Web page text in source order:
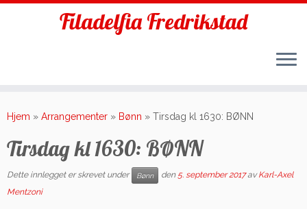
to
Filadelfia Fredrikstad
Hjem » Arrangementer » Bønn » Tirsdag kl 1630: BØNN
Tirsdag kl 1630: BØNN
Dette innlegget er skrevet under Bønn den 5. september 2017 avKarl-Axel
Mentzoni